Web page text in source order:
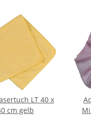
LT 40 x
cm gelb